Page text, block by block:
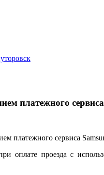
платежного
оплате проезда с